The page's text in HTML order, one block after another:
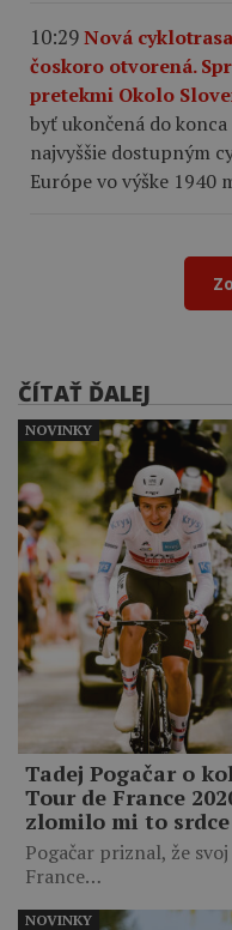
10:29Nová
čoskoro otvorená.
pretekmi Okolo
byť ukončená do
najvyššie dostupným
Európe vo výške 1940
ČÍTAŤ ĎALEJ
Tadej Pogačar o
Tour de France
zlomilo mi to srdce
Pogačar priznal, že
France…
NOVINKY
NOVINKY